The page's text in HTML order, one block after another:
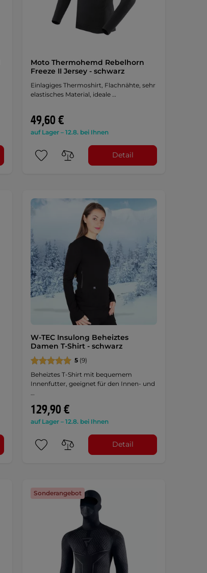
Moto Thermohemd Rebelhorn
Freeze II Jersey - schwarz
Einlagiges Thermoshirt, Flachnähte, sehr
elastisches Material, ideale …
49,60 €
auf Lager – 12.8. bei Ihnen
Detail
W-TEC Insulong Beheiztes
Damen T-Shirt - schwarz
5(9)
Beheiztes T-Shirt mit bequemem
Innenfutter, geeignet für den Innen- und
129,90 €
auf Lager – 12.8. bei Ihnen
Detail
Sonderangebot